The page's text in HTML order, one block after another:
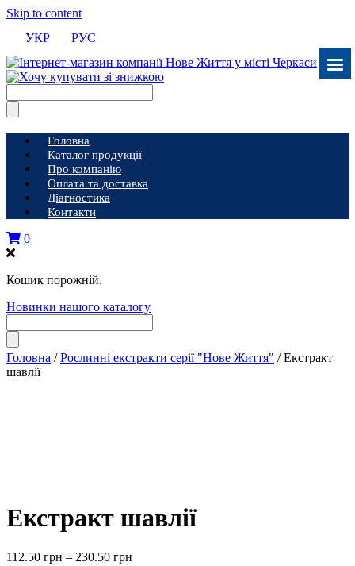
Skip to content
УКР
РУС
Головна
Каталог продукції
Про компанію
Оплата та доставка
Діагностика
Контакти
0
Кошик порожній.
Новинки нашого каталогу
Головна /Рослинні екстракти серії "Нове Життя" / Екстракт
шавлії
Екстракт шавлії
112.50 грн – 230.50 грн